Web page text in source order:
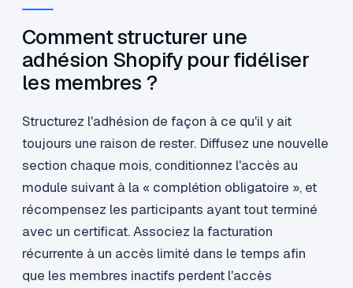
Comment structurer une
adhésion Shopify pour fidéliser
les membres ?
Structurez l'adhésion de façon à ce qu'il y ait
toujours une raison de rester. Diffusez une nouvelle
section chaque mois, conditionnez l'accès au
module suivant à la « complétion obligatoire », et
récompensez les participants ayant tout terminé
avec un certificat. Associez la facturation
récurrente à un accès limité dans le temps afin
que les membres inactifs perdent l'accès